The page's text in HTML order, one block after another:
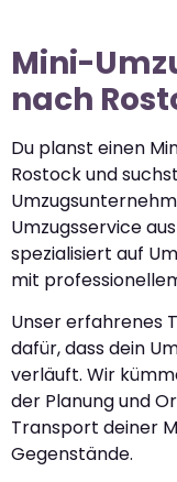
Mini-
nach
Du planst einen
Rostock und
Umzugsservice
spezialisiert auf
mit
Unser erfahrenes
dafür, dass dein
verläuft. Wir
der Planung und
Transport deiner
Gegenstände.